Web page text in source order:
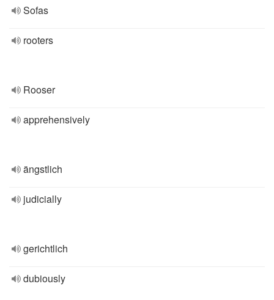
Sofas
rooters
Rooser
apprehensively
ängstlich
judicially
gerichtlich
dubiously